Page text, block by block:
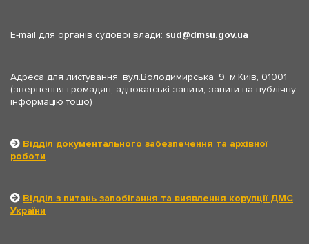
E-mail для органів судової влади: sud dmsu.gov.ua
Адреса для листування: вул.Володимирська, 9, м.Київ, 01001
(звернення громадян, адвокатські запити, запити на публічну
інформацію тощо)
Відділ документального забезпечення та архівної
роботи
Відділ з питань запобігання та виявлення корупції ДМС
України